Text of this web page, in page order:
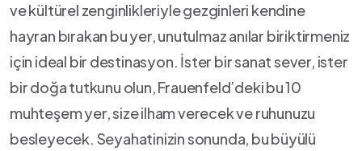
ve kültürel zenginlikleriyle gezginleri kendine
hayran‍ bırakan bu yer, ⁤unutulmaz anılar biriktirmeniz
için ideal bir⁢ destinasyon. ‌İster bir sanat​ sever, ister⁢
bir‍ doğa tutkunu‌ olun, Frauenfeld’deki ⁤bu 10
muhteşem yer, size ilham verecek ve ruhunuzu
besleyecek. Seyahatinizin sonunda, ⁣bu büyülü